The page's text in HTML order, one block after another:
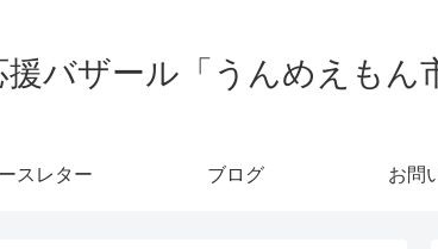
バザール「うんめえもん
スレター ブログ お問